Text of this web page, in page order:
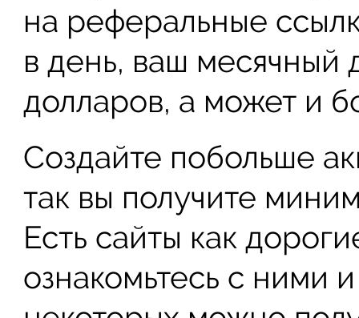
на реферальные
в день, ваш месячный
долларов, а может и
Создайте побольше
так вы получите
Есть сайты как
ознакомьтесь с ними